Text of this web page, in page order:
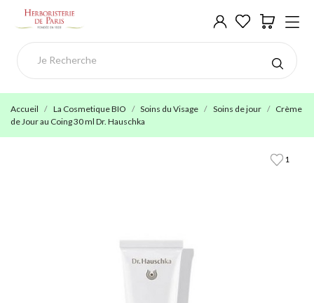
Accueil La Cosmetique BIO Soins du Visage Soins de jour
Crème
de Jour au Coing 30 ml Dr. Hauschka
1